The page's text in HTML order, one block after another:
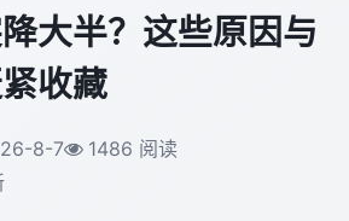
大半？这些原因与
收藏
8-7
1486 阅读